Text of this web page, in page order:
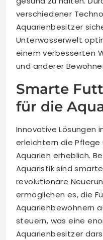
verschiedener
Aquarienbesitzer
Unterwasserwelt
einem verbesserten
und anderer
Smarte
für die
Innovative Lösungen
erleichtern die Pflege
Aquarien erheblich.
Aquaristik sind
revolutionäre
ermöglichen es, die
Aquarienbewohnern
steuern, was eine
Aquarienbesitzer